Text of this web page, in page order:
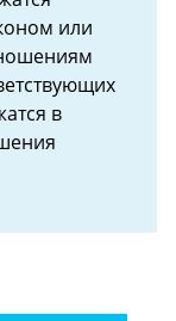
или
в